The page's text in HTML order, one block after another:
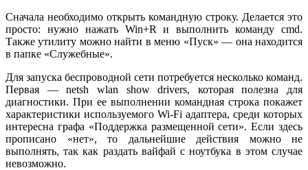
Сначала необходимо открыть командную строку. Делается это
просто: нужно нажать Win+R и выполнить команду cmd.
Также утилиту можно найти в меню «Пуск» — она находится
в папке «Служебные».
Для запуска беспроводной сети потребуется несколько команд.
Первая — netsh wlan show drivers, которая полезна для
диагностики. При ее выполнении командная строка покажет
характеристики используемого Wi-Fi адаптера, среди которых
интересна графа «Поддержка размещенной сети». Если здесь
прописано «нет», то дальнейшие действия можно не
выполнять, так как раздать вайфай с ноутбука в этом случае
невозможно.